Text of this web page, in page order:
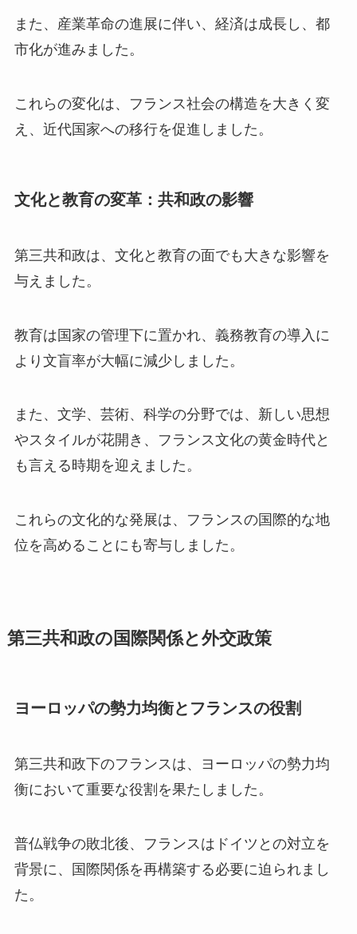
また、産業革命の進展に伴い、経済は成長し、都
市化が進みました。
これらの変化は、フランス社会の構造を大きく変
え、近代国家への移行を促進しました。
文化と教育の変革：共和政の影響
第三共和政は、文化と教育の面でも大きな影響を
与えました。
教育は国家の管理下に置かれ、義務教育の導入に
より文盲率が大幅に減少しました。
また、文学、芸術、科学の分野では、新しい思想
やスタイルが花開き、フランス文化の黄金時代と
も言える時期を迎えました。
これらの文化的な発展は、フランスの国際的な地
位を高めることにも寄与しました。
第三共和政の国際関係と外交政策
ヨーロッパの勢力均衡とフランスの役割
第三共和政下のフランスは、ヨーロッパの勢力均
衡において重要な役割を果たしました。
普仏戦争の敗北後、フランスはドイツとの対立を
背景に、国際関係を再構築する必要に迫られまし
た。